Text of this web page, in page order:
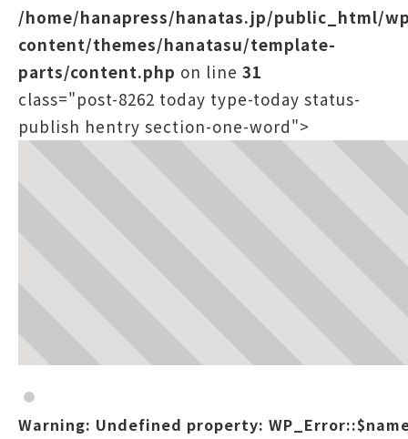
/home/hanapress/hanatas.jp/public_html/
content/themes/hanatasu/template-
parts/content.php on line 31
class="post-8262 today type-today status-
publish hentry section-one-word">
Warning: Undefined property: